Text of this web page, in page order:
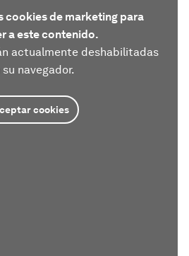
cookies de marketing para
a este contenido.
actualmente deshabilitadas
su navegador.
cookies